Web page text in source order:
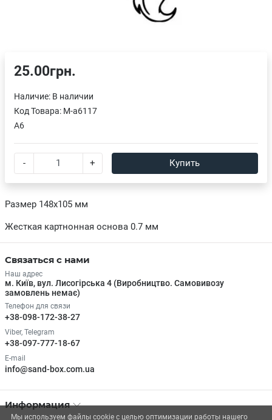
Размер 148х105 мм
Жесткая картнонная основа 0.7 мм
25.00грн.
Наличие: В наличии
Код Товара: M-a6117
A6
- + Купить
Связаться с нами
Наш адрес
м. Київ, вул. Лисогірська 4 (Виробництво. Самовивозу
замовлень немає)
Телефон для связи
+38-098-172-38-27
Viber, Telegram
+38-097-777-18-67
E-mail
info@sand-box.com.ua
Информация
Мы используем файлы cookie с целью оптимизации работы нашего